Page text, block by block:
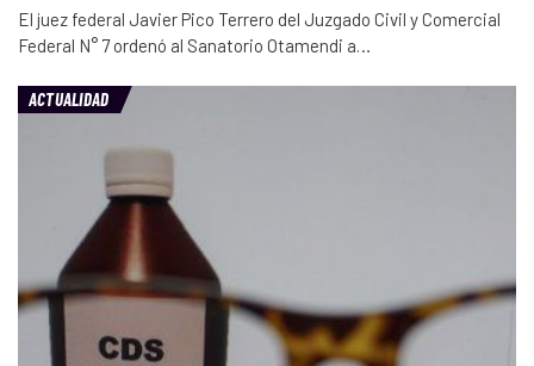
El juez federal Javier Pico Terrero del Juzgado Civil y Comercial
Federal N° 7 ordenó al Sanatorio Otamendi a…
ACTUALIDAD